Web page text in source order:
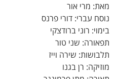
מאת: מרי אור
נוסח עברי: דורי פרנס
בימוי: רוני ברודצקי
תפאורה: שני טור
תלבושות: שירה וייז
מוזיקה: רן בגנו